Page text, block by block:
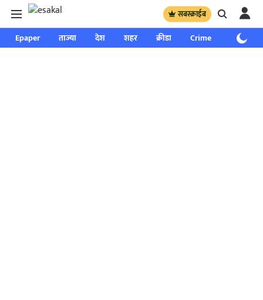
सबस्क्राईब
Epaper ताज्या देश शहर क्रीडा Crime साप्ताहिक